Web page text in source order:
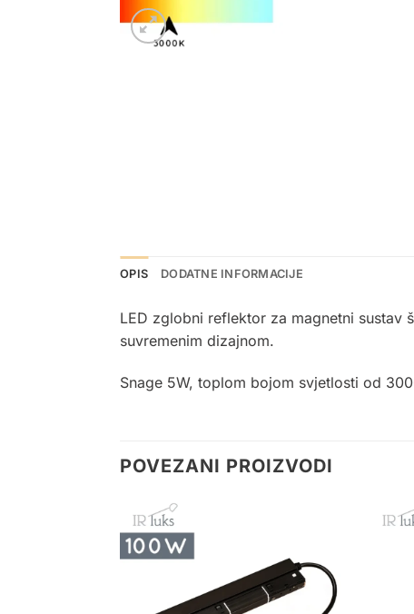
OPIS DODATNE INFORMACIJE
LED zglobni reflektor za magnetni sustav
suvremenim dizajnom.
Snage 5W, toplom bojom svjetlosti od
POVEZANI PROIZVODI